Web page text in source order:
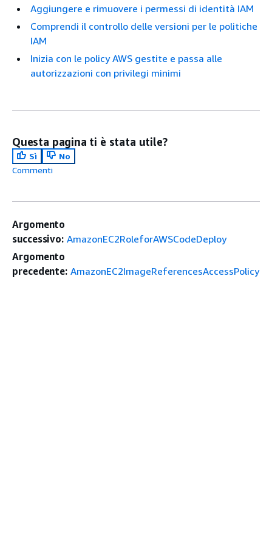
Aggiungere e rimuovere i permessi di identità IAM
Comprendi il controllo delle versioni per le politiche
IAM
Inizia con le policy AWS gestite e passa alle
autorizzazioni con privilegi minimi
Questa pagina ti è stata utile?
Sì
No
Commenti
Argomento
successivo: AmazonEC2RoleforAWSCodeDeploy
Argomento
precedente: AmazonEC2ImageReferencesAccessPolicy